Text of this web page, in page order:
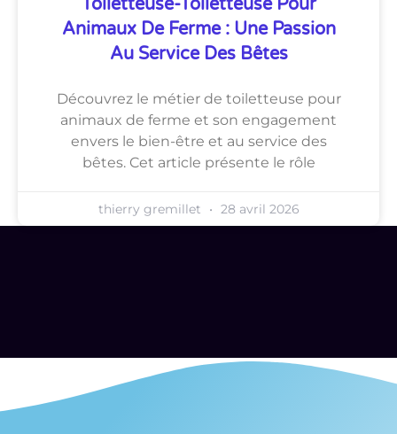
Toiletteuse-Toiletteuse Pour
Animaux De Ferme : Une Passion
Au Service Des Bêtes
Découvrez le métier de toiletteuse pour
animaux de ferme et son engagement
envers le bien-être et au service des
bêtes. Cet article présente le rôle
thierry gremillet 28 avril 2026